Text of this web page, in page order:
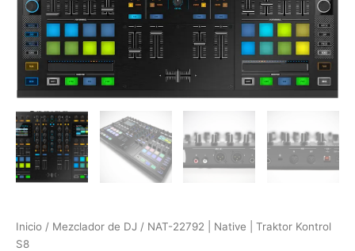
Inicio / Mezclador de DJ / NAT-22792 | Native | Traktor Kontrol
S8